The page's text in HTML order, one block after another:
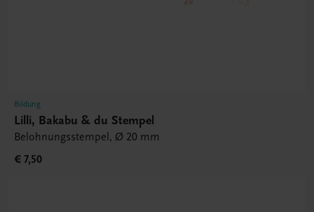
Bildung
Lilli, Bakabu & du Stempel
Belohnungsstempel, Ø 20 mm
€ 7,50